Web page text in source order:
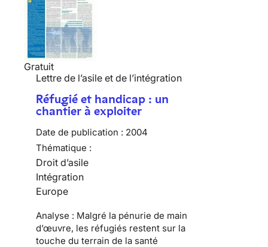
Gratuit
Lettre de l’asile et de l’intégration
Réfugié et handicap : un
chantier à exploiter
Date de publication : 2004
Thématique :
Droit d’asile
Intégration
Europe
Analyse : Malgré la pénurie de main
d’œuvre, les réfugiés restent sur la
touche du terrain de la santé